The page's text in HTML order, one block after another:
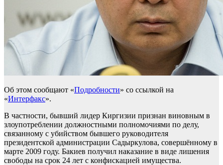
Об этом сообщают «Подробности» со ссылкой на
«Интерфакс».
В частности, бывший лидер Киргизии признан виновным в
злоупотреблении должностными полномочиями по делу,
связанному с убийством бывшего руководителя
президентской администрации Садыркулова, совершённому в
марте 2009 году. Бакиев получил наказание в виде лишения
свободы на срок 24 лет с конфискацией имущества.